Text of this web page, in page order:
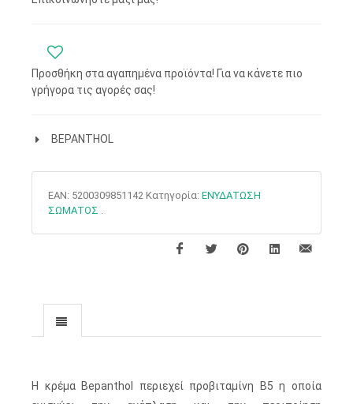
Προσθήκη στα αγαπημένα προϊόντα! Για να κάνετε πιο
γρήγορα τις αγορές σας!
BEPANTHOL
EAN: 5200309851142 Κατηγορία: ΕΝΥΔΑΤΩΣΗ
ΣΩΜΑΤΟΣ .
H κρέμα Bepanthol περιεχεί προβιταμίνη Β5 η οποία